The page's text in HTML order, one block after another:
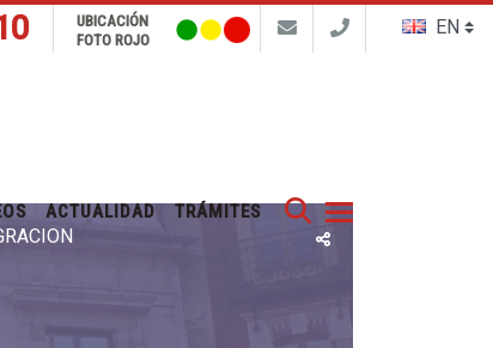
Buscar
UBICACIÓN
FOTO ROJO
ACTUALIDAD TRÁMITES